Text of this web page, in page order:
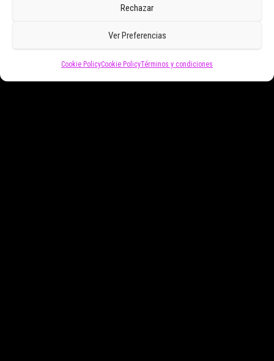
Rechazar
Ver Preferencias
Cookie PolicyCookie PolicyTérminos y condiciones
Funciona gracias aWordPress |Tema:Envo Magazine